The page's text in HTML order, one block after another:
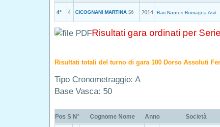
4° 4 CICOGNANI MARTINA S6 2014 Rari Nantes Romagna Asd
Risultati gara ordinati per
Risultati totali del turno di gara 100 Dorso Assoluti
Tipo Cronometraggio: A
Base Vasca: 50
Pos S N° Cognome Nome Anno Società